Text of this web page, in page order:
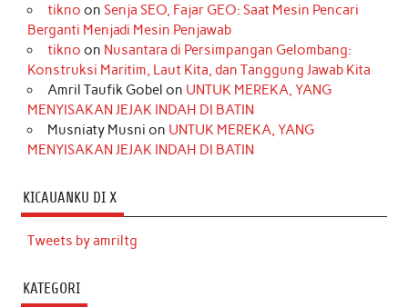
tikno on Senja SEO, Fajar GEO: Saat Mesin Pencari
Berganti Menjadi Mesin Penjawab
tikno on Nusantara di Persimpangan Gelombang:
Konstruksi Maritim, Laut Kita, dan Tanggung Jawab Kita
Amril Taufik Gobel on UNTUK MEREKA, YANG
MENYISAKAN JEJAK INDAH DI BATIN
Musniaty Musni on UNTUK MEREKA, YANG
MENYISAKAN JEJAK INDAH DI BATIN
KICAUANKU DI X
Tweets by amriltg
KATEGORI